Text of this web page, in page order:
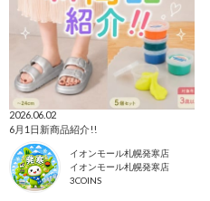
2026.06.02
6月1日新商品紹介!!
イオンモール札幌発寒店
イオンモール札幌発寒店
3COINS